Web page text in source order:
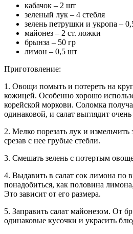
кабачок – 2 шт
зеленый лук – 4 стебля
зелень петрушки и укропа –
майонез – 2 ст. ложки
брынза – 50 гр
лимон – 0,5 шт
Приготовление:
1. Овощи помыть и потереть на
кожицей. Особенно хорошо
корейской моркови. Соломка
одинаковой, и салат выглядит очень
2. Мелко порезать лук и измельчить
срезав с нее грубые стебли.
3. Смешать зелень с потертым
4. Выдавить в салат сок лимона по
понадобиться, как половина
Это зависит от его размера.
5. Заправить салат майонезом. От
одинаковые кусочки и украсить